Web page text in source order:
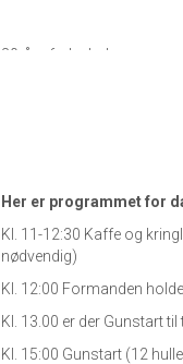
80-års fødselsdags
Her er programmet for
Kl. 11-12:30 Kaffe og
nødvendig)
Kl. 12:00 Formanden
Kl. 13.00 er der Gunstart
Kl. 15:00 Gunstart (12